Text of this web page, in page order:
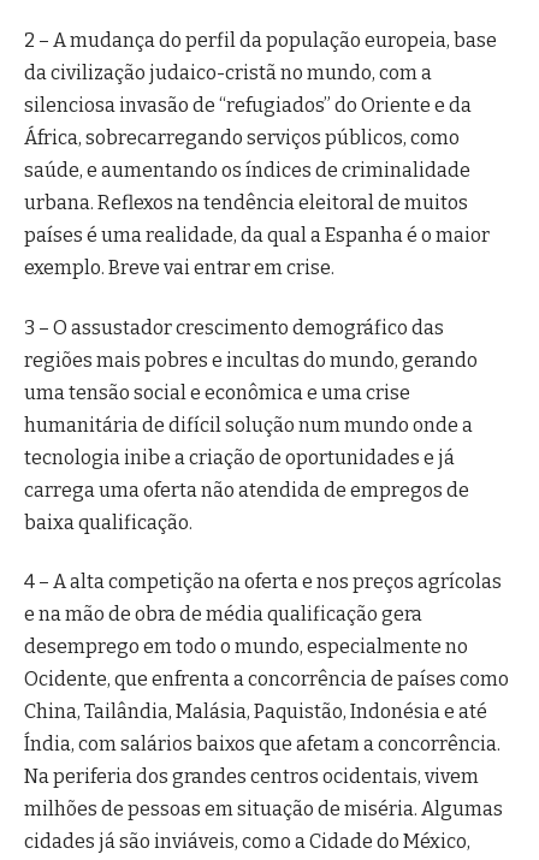
2 – A mudança do perfil da população europeia, base
da civilização judaico-cristã no mundo, com a
silenciosa invasão de “refugiados” do Oriente e da
África, sobrecarregando serviços públicos, como
saúde, e aumentando os índices de criminalidade
urbana. Reflexos na tendência eleitoral de muitos
países é uma realidade, da qual a Espanha é o maior
exemplo. Breve vai entrar em crise.
3 – O assustador crescimento demográfico das
regiões mais pobres e incultas do mundo, gerando
uma tensão social e econômica e uma crise
humanitária de difícil solução num mundo onde a
tecnologia inibe a criação de oportunidades e já
carrega uma oferta não atendida de empregos de
baixa qualificação.
4 – A alta competição na oferta e nos preços agrícolas
e na mão de obra de média qualificação gera
desemprego em todo o mundo, especialmente no
Ocidente, que enfrenta a concorrência de países como
China, Tailândia, Malásia, Paquistão, Indonésia e até
Índia, com salários baixos que afetam a concorrência.
Na periferia dos grandes centros ocidentais, vivem
milhões de pessoas em situação de miséria. Algumas
cidades já são inviáveis, como a Cidade do México,